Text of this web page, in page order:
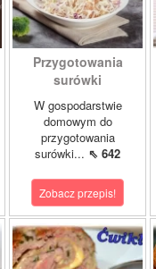
Przygotowania
surówki
W gospodarstwie
domowym do
przygotowania
surówki... ⇖ 642
Zobacz przepis!